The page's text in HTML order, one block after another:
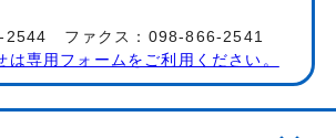
2544 ファクス：098-866-2541
は専用フォームをご利用ください。